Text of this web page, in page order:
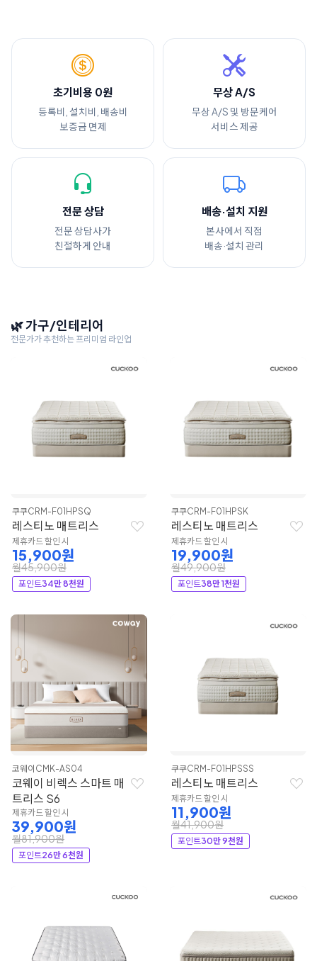
초기비용 0원
등록비, 설치비, 배송비
보증금 면제
무상 A/S
무상 A/S 및 방문케어
서비스 제공
전문 상담
전문 상담사가
친절하게 안내
배송·설치 지원
본사에서 직접
배송·설치 관리
🌿 가구/인테리어
전문가가 추천하는 프리미엄 라인업
쿠쿠CRM-F01HPSQ
레스티노 매트리스
제휴카드 할인 시
15,900원
월45,900원
포인트34만 8천원
쿠쿠CRM-F01HPSK
레스티노 매트리스
제휴카드 할인 시
19,900원
월49,900원
포인트38만 1천원
코웨이 CMK-AS04
코웨이 비렉스 스마트 매
트리스 S6
제휴카드 할인 시
39,900원
월81,900원
포인트26만 6천원
쿠쿠CRM-F01HPSSS
레스티노 매트리스
제휴카드 할인 시
11,900원
월41,900원
포인트30만 9천원